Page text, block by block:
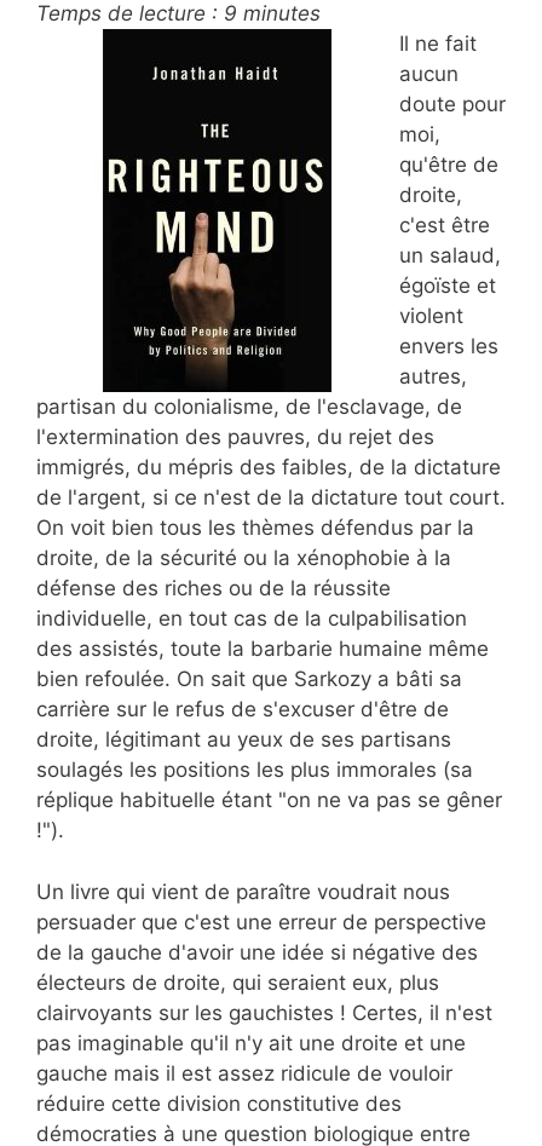
Temps de lecture : 9 minutes
Il ne fait
aucun
doute pour
moi,
qu'être de
droite,
c'est être
un salaud,
égoïste et
violent
envers les
autres,
partisan du colonialisme, de l'esclavage, de
l'extermination des pauvres, du rejet des
immigrés, du mépris des faibles, de la dictature
de l'argent, si ce n'est de la dictature tout court.
On voit bien tous les thèmes défendus par la
droite, de la sécurité ou la xénophobie à la
défense des riches ou de la réussite
individuelle, en tout cas de la culpabilisation
des assistés, toute la barbarie humaine même
bien refoulée. On sait que Sarkozy a bâti sa
carrière sur le refus de s'excuser d'être de
droite, légitimant au yeux de ses partisans
soulagés les positions les plus immorales (sa
réplique habituelle étant "on ne va pas se gêner
!").
Un livre qui vient de paraître voudrait nous
persuader que c'est une erreur de perspective
de la gauche d'avoir une idée si négative des
électeurs de droite, qui seraient eux, plus
clairvoyants sur les gauchistes ! Certes, il n'est
pas imaginable qu'il n'y ait une droite et une
gauche mais il est assez ridicule de vouloir
réduire cette division constitutive des
démocraties à une question biologique entre